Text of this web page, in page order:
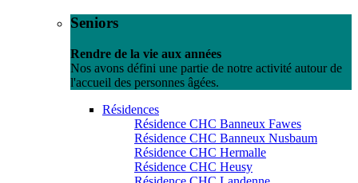
Seniors
Rendre de la vie aux années
Nos avons défini une partie de notre activité autour de
l'accueil des personnes âgées.
Résidences
Résidence CHC Banneux Fawes
Résidence CHC Banneux Nusbaum
Résidence CHC Hermalle
Résidence CHC Heusy